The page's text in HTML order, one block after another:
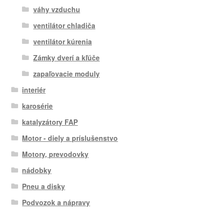
váhy vzduchu
ventilátor chladiča
ventilátor kúrenia
Zámky dverí a kľúče
zapaľovacie moduly
interiér
karosérie
katalyzátory FAP
Motor - diely a príslušenstvo
Motory, prevodovky
nádobky
Pneu a disky
Podvozok a nápravy